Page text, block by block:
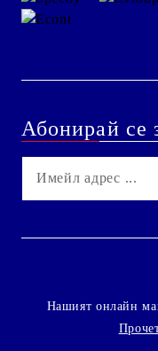
Абонирай се
Нашият онлайн